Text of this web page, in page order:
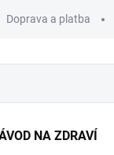
Doprava a platba
NA ZDRAVÍ